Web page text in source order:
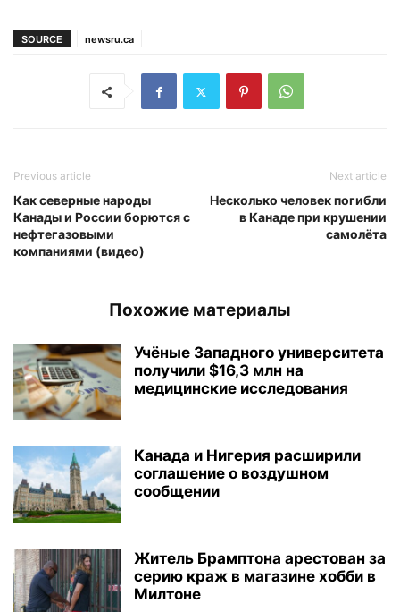
SOURCE newsru.ca
Previous article
Как северные народы
Канады и России борются с
нефтегазовыми
компаниями (видео)
Next article
Несколько человек погибли
в Канаде при крушении
самолёта
Похожие материалы
Учёные Западного университета
получили $16,3 млн на
медицинские исследования
Канада и Нигерия расширили
соглашение о воздушном
сообщении
Житель Брамптона арестован за
серию краж в магазине хобби в
Милтоне